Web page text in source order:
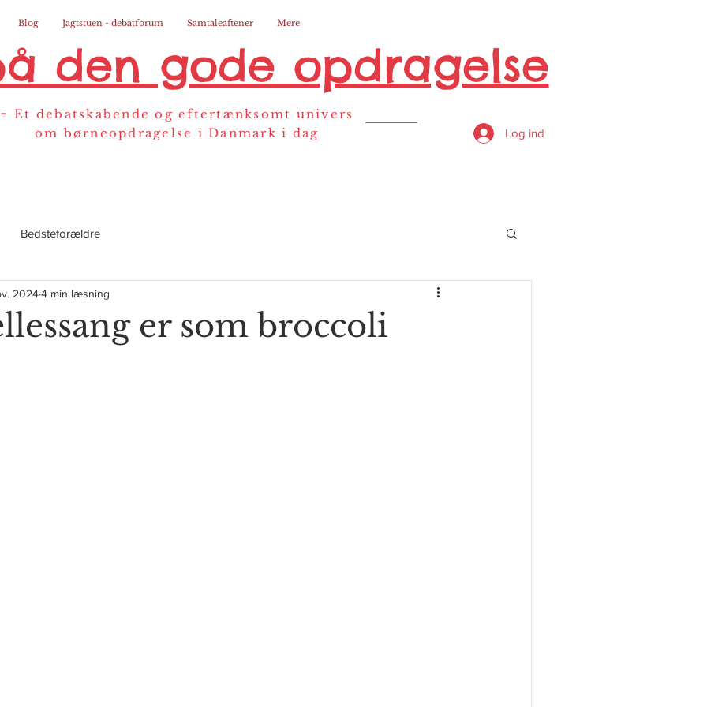
den gode opdragelse
Blog Jagtstuen - debatforum Samtaleaftener Mere
- Et debatskabende og eftertænksomt univers
om børneopdragelse i Danmark i dag
Log ind
Bedsteforældre
er som broccoli
20244 min læsning